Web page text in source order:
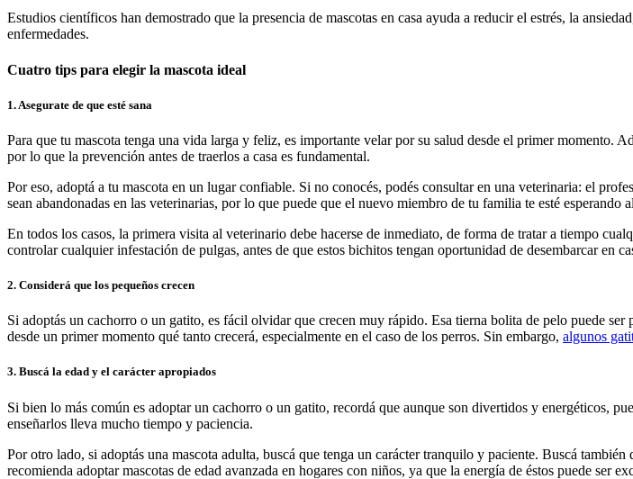
Estudios científicos han demostrado que la presencia de mascotas en casa ayuda a reducir el estrés, la
enfermedades.
Cuatro tips para elegir la mascota ideal
1. Asegurate de que esté sana
Para que tu mascota tenga una vida larga y feliz, es importante velar por su salud desde el primer momento.
por lo que la prevención antes de traerlos a casa es fundamental.
Por eso, adoptá a tu mascota en un lugar confiable. Si no conocés, podés consultar en una veterinaria: el
sean abandonadas en las veterinarias, por lo que puede que el nuevo miembro de tu familia te esté esperando
En todos los casos, la primera visita al veterinario debe hacerse de inmediato, de forma de tratar a tiempo
controlar cualquier infestación de pulgas, antes de que estos bichitos tengan oportunidad de desembarcar en
2. Considerá que los pequeños crecen
Si adoptás un cachorro o un gatito, es fácil olvidar que crecen muy rápido. Esa tierna bolita de pelo puede
desde un primer momento qué tanto crecerá, especialmente en el caso de los perros. Sin embargo, algunos
3. Buscá la edad y el carácter apropiados
Si bien lo más común es adoptar un cachorro o un gatito, recordá que aunque son divertidos y energéticos,
enseñarlos lleva mucho tiempo y paciencia.
Por otro lado, si adoptás una mascota adulta, buscá que tenga un carácter tranquilo y paciente. Buscá
recomienda adoptar mascotas de edad avanzada en hogares con niños, ya que la energía de éstos puede ser